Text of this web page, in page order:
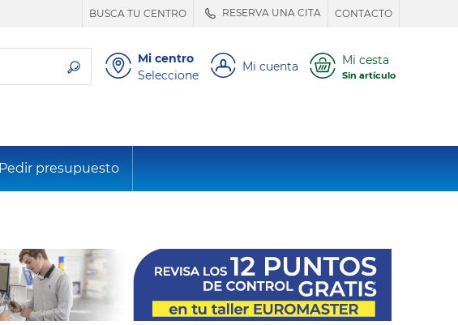
BUSCA TU CENTRO RESERVA UNA CITA CONTACTO
Mi centro
Seleccione
Mi cuenta Mi cesta
Sin artículo
Pedir presupuesto